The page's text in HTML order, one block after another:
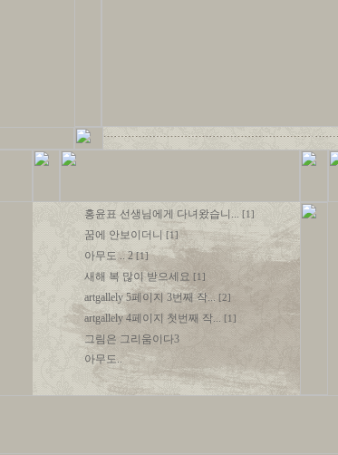
홍윤표 선생님에게 다녀왔습니... [1]
꿈에 안보이더니 [1]
아무도 .. 2[1]
새해 복 많이 받으세요 [1]
artgallely 5페이지 3번째 작...[2]
artgallely 4페이지 첫번째 작... [1]
그림은 그리움이다3
아무도..